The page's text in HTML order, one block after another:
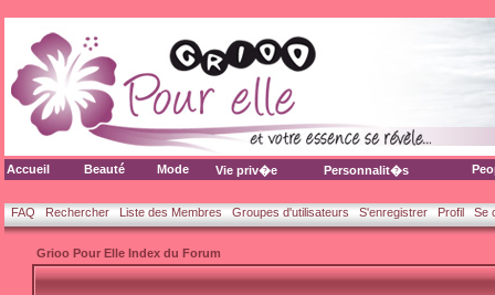
Accueil Beauté Mode Vie priv�e Personnalit�s
FAQ Rechercher Liste des Membres Groupes d'utilisateurs S'enregistrer Profil Se
Grioo Pour Elle Index du Forum